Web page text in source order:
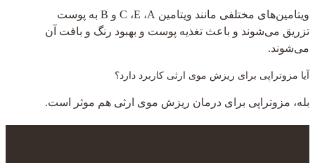
ویتامین‌های مختلفی مانند ویتامین C ،E ،A و B به پوست
تزریق می‌شوند و باعث تغذیه پوست و بهبود رنگ و بافت آن
می‌شوند.
آیا مزوتراپی برای ریزش موی ارثی کاربرد دارد؟
بله، مزوتراپی برای درمان ریزش موی ارثی هم موثر است.